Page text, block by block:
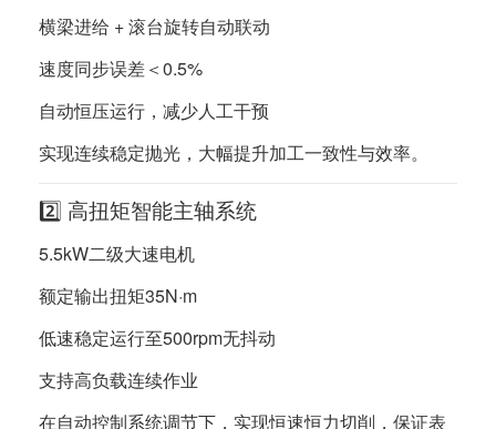
横梁进给 + 滚台旋转自动联动
速度同步误差＜0.5%
自动恒压运行，减少人工干预
实现连续稳定抛光，大幅提升加工一致性与效率。
2️⃣ 高扭矩智能主轴系统
5.5kW二级大速电机
额定输出扭矩35N·m
低速稳定运行至500rpm无抖动
支持高负载连续作业
在自动控制系统调节下，实现恒速恒力切削，保证表